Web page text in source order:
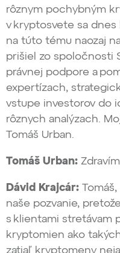
rôznym pochybným
v kryptosvete sa
na túto tému naozaj
prišiel zo spoločnosti
právnej podpore a
expertízach,
vstupe investorov do
rôznych analýzach.
Tomáš Urban.
Tomáš Urban:
Dávid Krajcár:
naše pozvanie,
s klientami stretávam
kryptomien ako
zatiaľ kryptomeny